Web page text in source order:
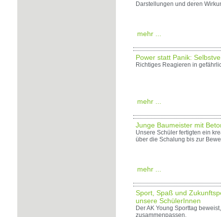
Darstellungen und deren
mehr ...
Power statt Panik:
Richtiges Reagieren in
mehr ...
Junge Baumeister mit
Unsere Schüler fertigten ein
über die Schalung bis zur
mehr ...
Sport, Spaß und
unsere SchülerInnen
Der AK Young Sporttag
zusammenpassen.